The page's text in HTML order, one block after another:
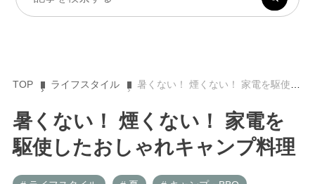
TOP ライフスタイル 暑くない！ 煙くない！ 家電を駆使したおしゃれキャンプ料理
暑くない！ 煙くない！ 家電を
駆使したおしゃれキャンプ料理